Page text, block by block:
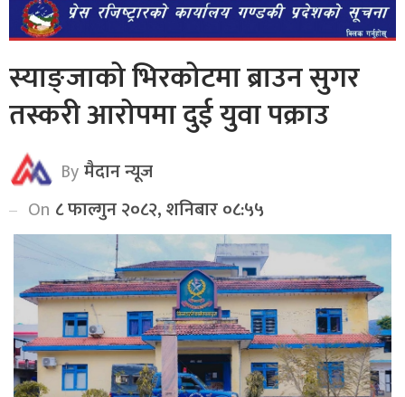
स्याङ्जाको भिरकोटमा ब्राउन सुगर
तस्करी आरोपमा दुई युवा पक्राउ
Byमैदान न्यूज
On ८ फाल्गुन २०८२, शनिबार ०८:५५